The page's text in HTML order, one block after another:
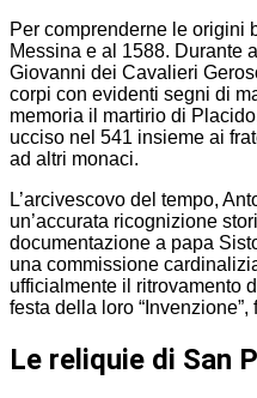
Per comprenderne le origini
Messina e al 1588. Durante
Giovanni dei Cavalieri
corpi con evidenti segni di
memoria il martirio di
ucciso nel 541 insieme ai
ad altri monaci.
L’arcivescovo del tempo,
un’accurata ricognizione
documentazione a papa
una commissione
ufficialmente il ritrovamento
festa della loro
Le reliquie di San